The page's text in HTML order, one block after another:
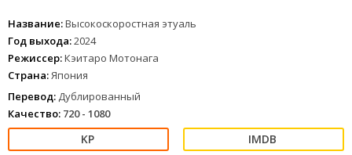
Название:Высокоскоростная этуаль
Год выхода:2024
Режиссер:Кэитаро Мотонага
Страна:Япония
Перевод: Дублированный
Качество: 720 - 1080